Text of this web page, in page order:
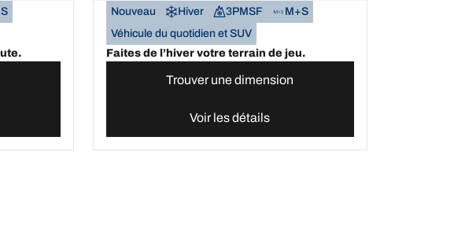
Nouveau Hiver 3PMSF
M+S
Véhicule du quotidien et SUV
Faites de l’hiver votre terrain de jeu.
Trouver une dimension
Voir les détails